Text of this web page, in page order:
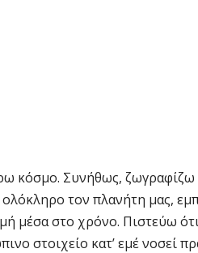
κόσμο. Συνήθως,
τον πλανήτη μας,
μέσα στο χρόνο. Πιστεύω
στοιχείο κατ’ εμέ νοσεί